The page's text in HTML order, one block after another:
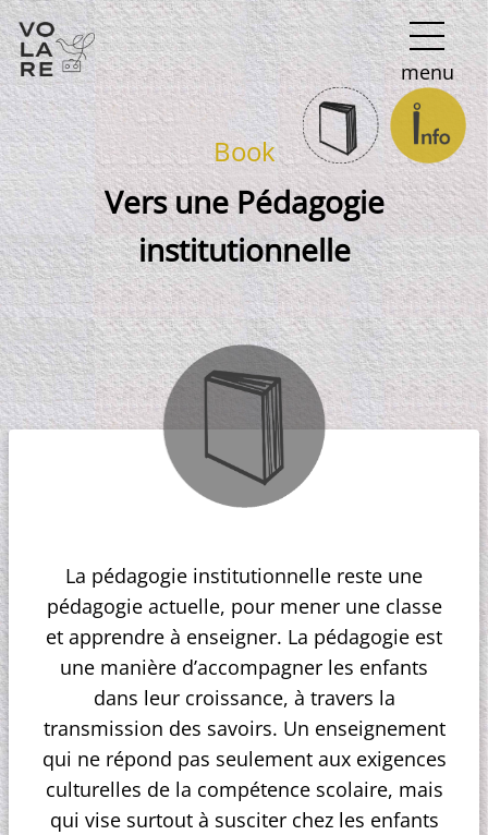
Main
Navigation
menu
Book
Vers une Pédagogie
institutionnelle
La pédagogie institutionnelle reste une
pédagogie actuelle, pour mener une classe
et apprendre à enseigner. La pédagogie est
une manière d’accompagner les enfants
dans leur croissance, à travers la
transmission des savoirs. Un enseignement
qui ne répond pas seulement aux exigences
culturelles de la compétence scolaire, mais
qui vise surtout à susciter chez les enfants